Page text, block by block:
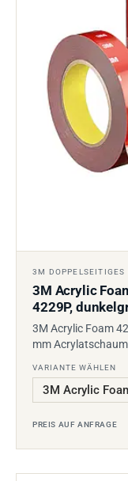
3M DOPPELSEITIGES
3M Acrylic
4229P,
3M Acrylic Foam
mm
VARIANTE WÄHLEN
PREIS AUF ANFRAGE